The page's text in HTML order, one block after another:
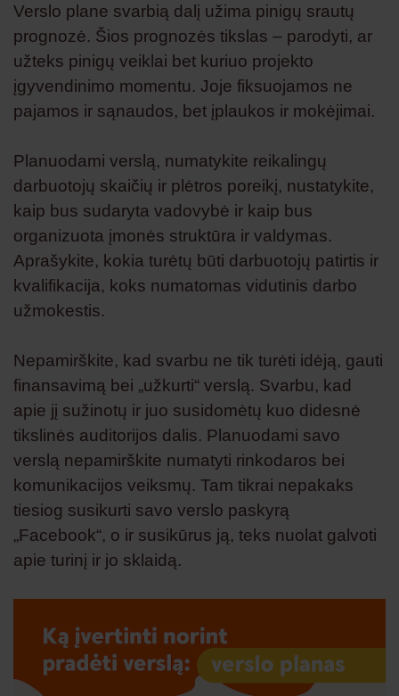
Verslo plane svarbią dalį užima pinigų srautų
prognozė. Šios prognozės tikslas – parodyti, ar
užteks pinigų veiklai bet kuriuo projekto
įgyvendinimo momentu. Joje fiksuojamos ne
pajamos ir sąnaudos, bet įplaukos ir mokėjimai.
Planuodami verslą, numatykite reikalingų
darbuotojų skaičių ir plėtros poreikį, nustatykite,
kaip bus sudaryta vadovybė ir kaip bus
organizuota įmonės struktūra ir valdymas.
Aprašykite, kokia turėtų būti darbuotojų patirtis ir
kvalifikacija, koks numatomas vidutinis darbo
užmokestis.
Nepamirškite, kad svarbu ne tik turėti idėją, gauti
finansavimą bei „užkurti“ verslą. Svarbu, kad
apie jį sužinotų ir juo susidomėtų kuo didesnė
tikslinės auditorijos dalis. Planuodami savo
verslą nepamirškite numatyti rinkodaros bei
komunikacijos veiksmų. Tam tikrai nepakaks
tiesiog susikurti savo verslo paskyrą
„Facebook“, o ir susikūrus ją, teks nuolat galvoti
apie turinį ir jo sklaidą.